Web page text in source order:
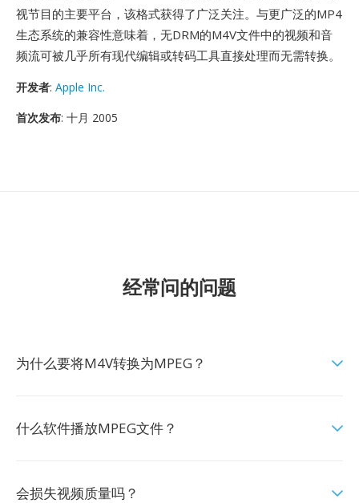
视节目的主要平台，该格式获得了广泛关注。与更广泛的MP4
生态系统的兼容性意味着，无DRM的M4V文件中的视频和音
频流可被几乎所有现代编辑或转码工具直接处理而无需转换。
开发者: Apple Inc.
首次发布: 十月 2005
经常问的问题
为什么要将M4V转换为MPEG？
什么软件播放MPEG文件？
会损失视频质量吗？